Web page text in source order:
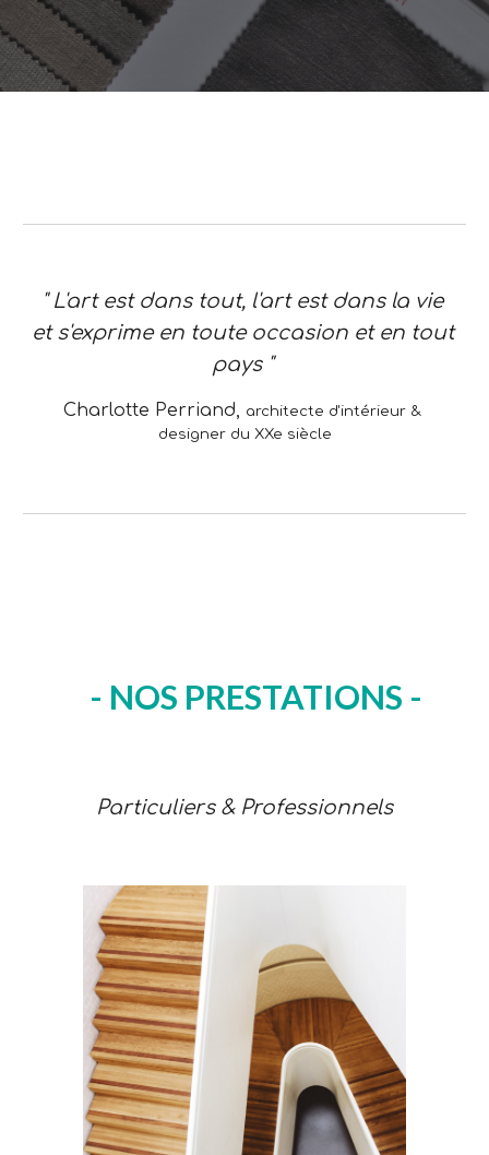
" L'art est dans tout, l'art est dans la vie
et s'exprime en toute occasion et en tout
pays "
Charlotte Perriand, architecte d'intérieur &
designer du XXe siècle
- NOS PRESTATIONS -
Particuliers & Professionnels